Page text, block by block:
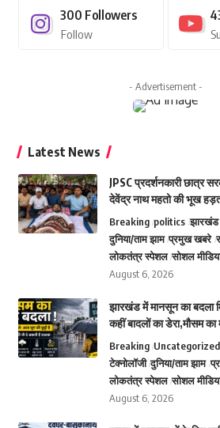
300 Followers
Follow
- Advertisement -
Latest News
JPSC प्रदर्शनकारी छात्र
देवेंद्र नाथ महतो की भूख
Breaking politics झारखंड
दुनिया/ताम झाम प्रमुख खबरे
लोकतंत्र स्पेशल सोशल
August 6, 2026
झारखंड में मानसून का बदला
कहीं बादलों का डेरा,मौसम
Breaking Uncategorized
टेक्नोलॉजी दुनिया/ताम झाम
लोकतंत्र स्पेशल सोशल
August 6, 2026